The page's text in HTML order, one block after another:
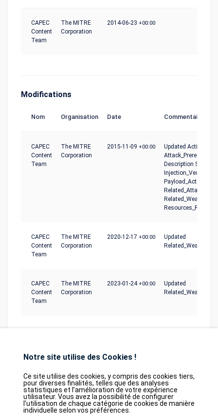
CAPEC
Content
Team
The MITRE
Corporation
2014-06-23 +00:00
Modifications
Nom Organisation Date Commentaire
CAPEC
Content
Team
The MITRE
Corporation
2015-11-09 +00:00
Updated
Description
Injection_Vector,
Resources_Required
CAPEC
Content
Team
The MITRE
Corporation
2020-12-17 +00:00
Updated
CAPEC
Content
Team
The MITRE
Corporation
2023-01-24+00:00
Updated
tesweb SA
Database
Partners
GDPR Contact Purchase
Notre site utilise des Cookies !
Ce site utilise des cookies, y compris des cookies tiers,
pour diverses finalités, telles que des analyses
statistiques et l’amélioration de votre expérience
utilisateur. Vous avez la possibilité de configurer
l’utilisation de chaque catégorie de cookies de manière
individuelle selon vos préférences.